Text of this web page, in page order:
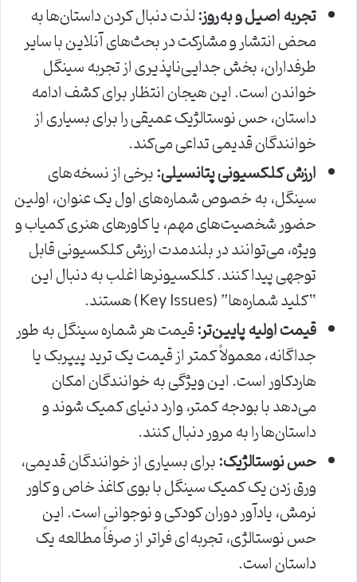
تجربه اصیل و به‌روز:لذت دنبال کردن داستان‌ها به
محض انتشار و مشارکت در بحث‌های آنلاین با سایر
طرفداران، بخش جدایی‌ناپذیری از تجربه سینگل
خواندن است. این هیجان انتظار برای کشف ادامه
داستان، حس نوستالژیک عمیقی را برای بسیاری از
خوانندگان قدیمی تداعی می‌کند.
ارزش کلکسیونی پتانسیلی:برخی از نسخه‌های
سینگل، به خصوص شماره‌های اول یک عنوان، اولین
حضور شخصیت‌های مهم، یا کاورهای هنری کمیاب و
ویژه، می‌توانند در بلندمدت ارزش کلکسیونی قابل
توجهی پیدا کنند. کلکسیونرها اغلب به دنبال این
“کلید شماره‌ها” (Key Issues) هستند.
قیمت اولیه پایین‌تر:قیمت هر شماره سینگل به طور
جداگانه، معمولاً کمتر از قیمت یک ترید پیپربک یا
هاردکاور است. این ویژگی به خوانندگان امکان
می‌دهد با بودجه کمتر، وارد دنیای کمیک شوند و
داستان‌ها را به مرور دنبال کنند.
حس نوستالژیک:برای بسیاری از خوانندگان قدیمی،
ورق زدن یک کمیک سینگل با بوی کاغذ خاص و کاور
نرمش، یادآور دوران کودکی و نوجوانی است. این
حس نوستالژی، تجربه‌ای فراتر از صرفاً مطالعه یک
داستان است.